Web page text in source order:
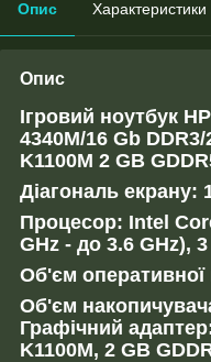
Опис Характеристики
Опис
Ігровий ноутбук
4340M/16 Gb
K1100M 2 GB
Діагональ екрану:
Процесор: Intel
GHz - до 3.6 GHz),
Об'єм оперативної
Об'єм
Графічний
K1100M, 2 GB